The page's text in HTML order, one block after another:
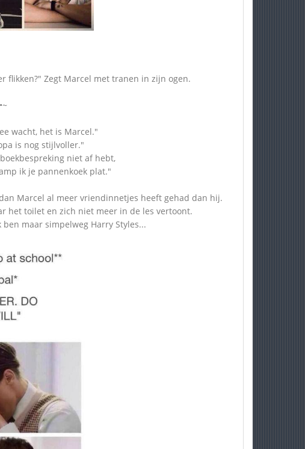
flikken?" Zegt Marcel met tranen in zijn ogen.
wacht, het is Marcel."
is nog stijlvoller."
niet af hebt,
ik je pannenkoek plat."
Marcel al meer vriendinnetjes heeft gehad dan hij.
het toilet en zich niet meer in de les vertoont.
maar simpelweg Harry Styles...